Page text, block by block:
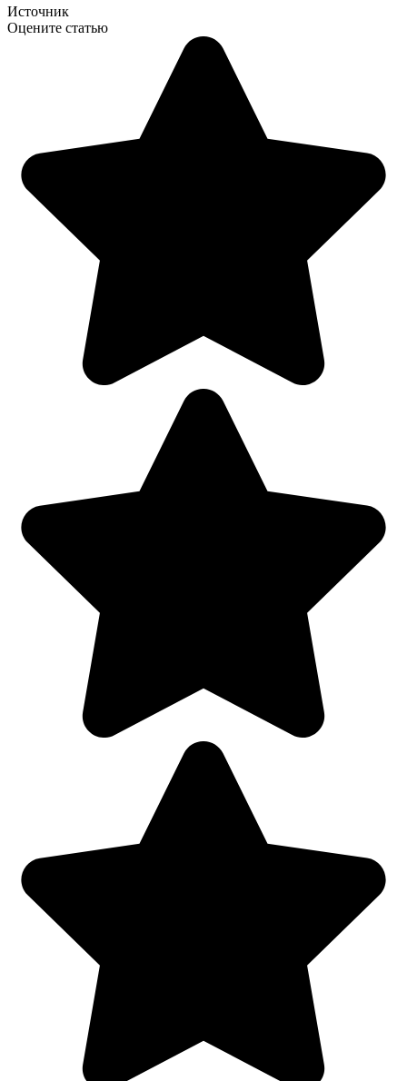
Источник
Оцените статью